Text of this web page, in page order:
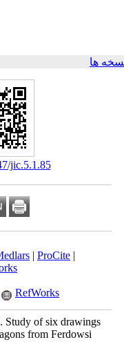
ها
jic.5.1.85
| ProCite |
RefWorks
Study of six drawings
from Ferdowsi